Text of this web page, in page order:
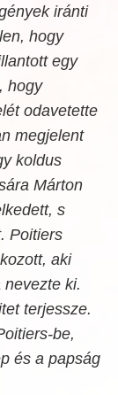
iránti
hogy
egy
hogy
odavetette
megjelent
koldus
Márton
s
Poitiers
aki
ki.
terjessze.
be,
és a papság